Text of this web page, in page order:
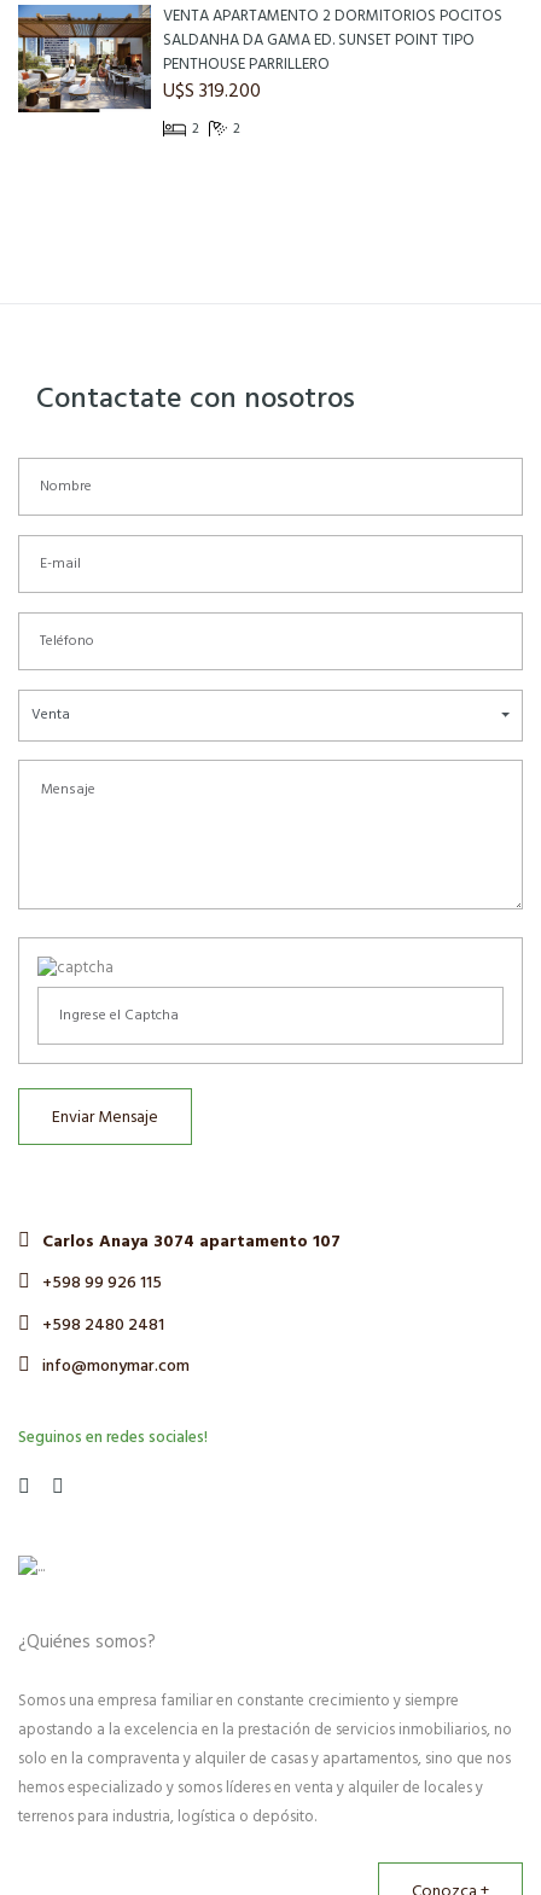
VENTA APARTAMENTO 2 DORMITORIOS POCITOS
SALDANHA DA GAMA ED. SUNSET POINT TIPO
PENTHOUSE PARRILLERO
U$S 319.200
2 2
Contactate con nosotros
Venta
Enviar Mensaje
Carlos Anaya 3074 apartamento 107
+598 99 926 115
+598 2480 2481
info@monymar.com
Seguinos en redes sociales!
¿Quiénes somos?
Somos una empresa familiar en constante crecimiento y siempre
apostando a la excelencia en la prestación de servicios inmobiliarios, no
solo en la compraventa y alquiler de casas y apartamentos, sino que nos
hemos especializado y somos líderes en venta y alquiler de locales y
terrenos para industria, logística o depósito.